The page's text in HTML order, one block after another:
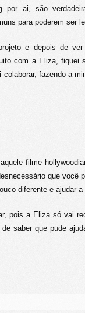
por ai, são
para poderem ser
e depois de
com a Eliza, fiquei
fazendo a
filme
que você
diferente e ajudar
pois a Eliza só vai
saber que pude